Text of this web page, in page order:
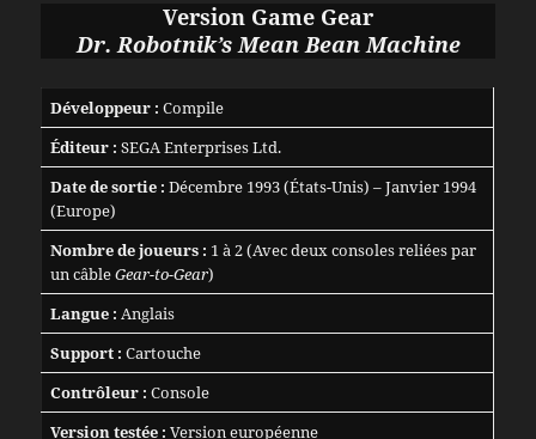
Version Game Gear
Dr. Robotnik’s Mean Bean Machine
Développeur : Compile
Éditeur : SEGA Enterprises Ltd.
Date de sortie : Décembre 1993 (États-Unis) – Janvier 1994
(Europe)
Nombre de joueurs : 1 à 2 (Avec deux consoles reliées par
un câbleGear-to-Gear)
Langue : Anglais
Support : Cartouche
Contrôleur : Console
Version testée : Version européenne